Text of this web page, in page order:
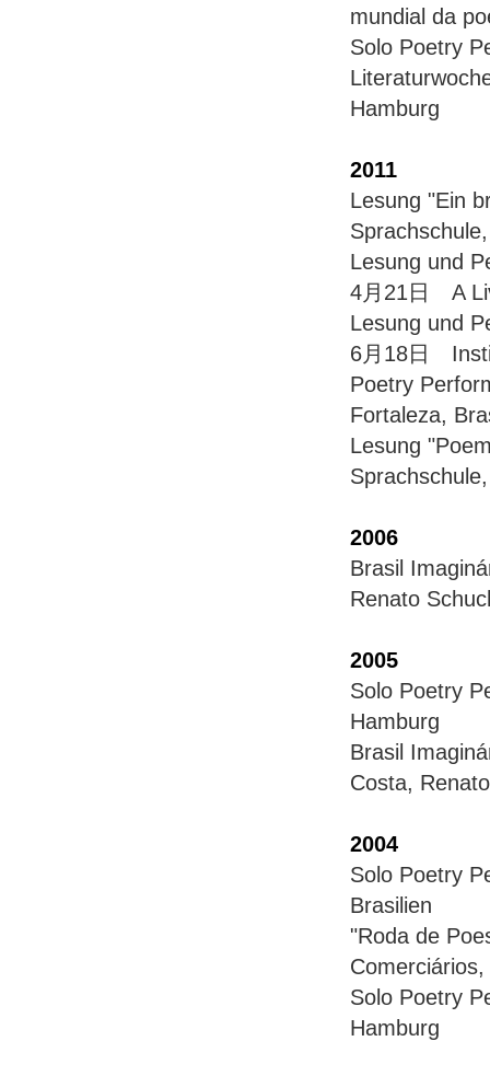
mundial da
Solo Poetry
Hamburg
2011
Lesung "Ein
Lesung und
4月21日 A
Lesung und
6月18日
Poetry
Fortaleza,
Lesung
2006
Brasil
Renato
2005
Solo Poetry
Hamburg
Brasil
Costa,
2004
Solo Poetry
Brasilien
"Roda de
Solo Poetry
Hamburg